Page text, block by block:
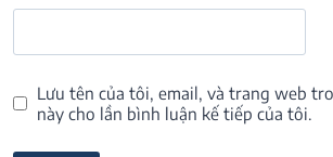
Lưu tên của tôi, email, và trang web
này cho lần bình luận kế tiếp của tôi.